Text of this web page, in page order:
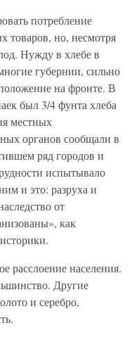
потребление
товаров, но, несмотря
Нужду в хлебе в
губернии, сильно
на фронте. В
был 3/4 фунта хлеба
местных
органов сообщали в
ряд городов и
испытывало
и это: разруха и
от
как
расслоение населения.
Другие
и серебро,